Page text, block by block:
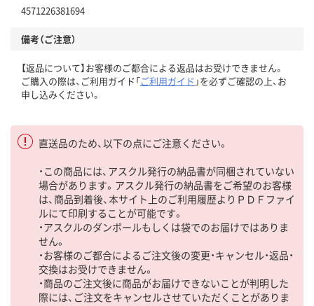
4571226381694
備考（ご注意）
【返品について】お客様のご都合による返品はお受けできません。
ご購入の際は、ご利用ガイド「ご利用ガイド 」を必ずご確認の上、お
申し込みください。
直送品のため、以下の点にご注意ください。
・この商品には、アスクル発行の納品書が同梱されていない
場合があります。アスクル発行の納品書をご希望のお客様
は、商品到着後、本サイト上のご利用履歴よりＰＤＦファイ
ルにて印刷することが可能です。
・アスクルのダンボールもしくは袋でのお届けではありま
せん。
・お客様のご都合によるご注文後の変更・キャンセル・返品・
交換はお受けできません。
・商品のご注文後に商品がお届けできないことが判明した
際には、ご注文をキャンセルさせていただくことがありま